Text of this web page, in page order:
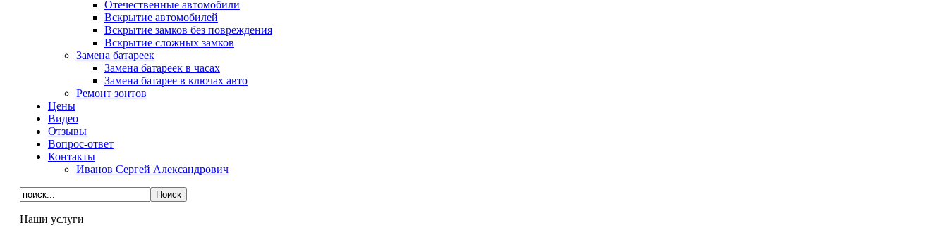
Отечественные автомобили
Вскрытие автомобилей
Вскрытие замков без повреждения
Вскрытие сложных замков
Замена батареек
Замена батареек в часах
Замена батарее в ключах авто
Ремонт зонтов
Цены
Видео
Отзывы
Вопрос-ответ
Контакты
Иванов Сергей Александрович
Наши услуги